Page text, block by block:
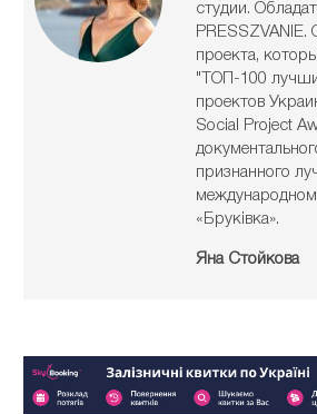
студии.
PRESSZVANIE.
проекта,
"ТОП-100
проектов
Social Project
признанного
«Бруківка».
Яна Стойкова